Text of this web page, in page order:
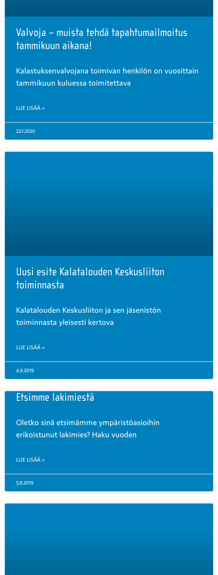
Valvoja – muista tehdä tapahtumailmoitus
tammikuun aikana!
Kalastuksenvalvojana toimivan henkilön on vuosittain
tammikuun kuluessa toimitettava
LUE LISÄÄ »
22.1.2020
Uusi esite Kalatalouden Keskusliiton
toiminnasta
Kalatalouden Keskusliiton ja sen jäsenistön
toiminnasta yleisesti kertova
LUE LISÄÄ »
4.9.2019
Etsimme lakimiestä
Oletko sinä etsimämme ympäristöasioihin
erikoistunut lakimies? Haku vuoden
LUE LISÄÄ »
5.8.2019